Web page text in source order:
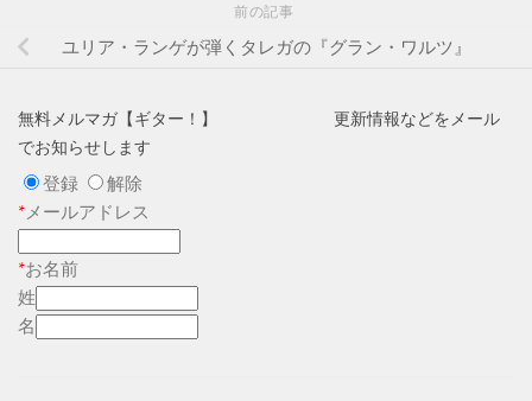
前の記事
ユリア・ランゲが弾くタレガの『グラン・ワルツ』
無料メルマガ【ギター！】 更新情報などをメール
でお知らせします
登録
解除
*メールアドレス
*お名前
姓
名